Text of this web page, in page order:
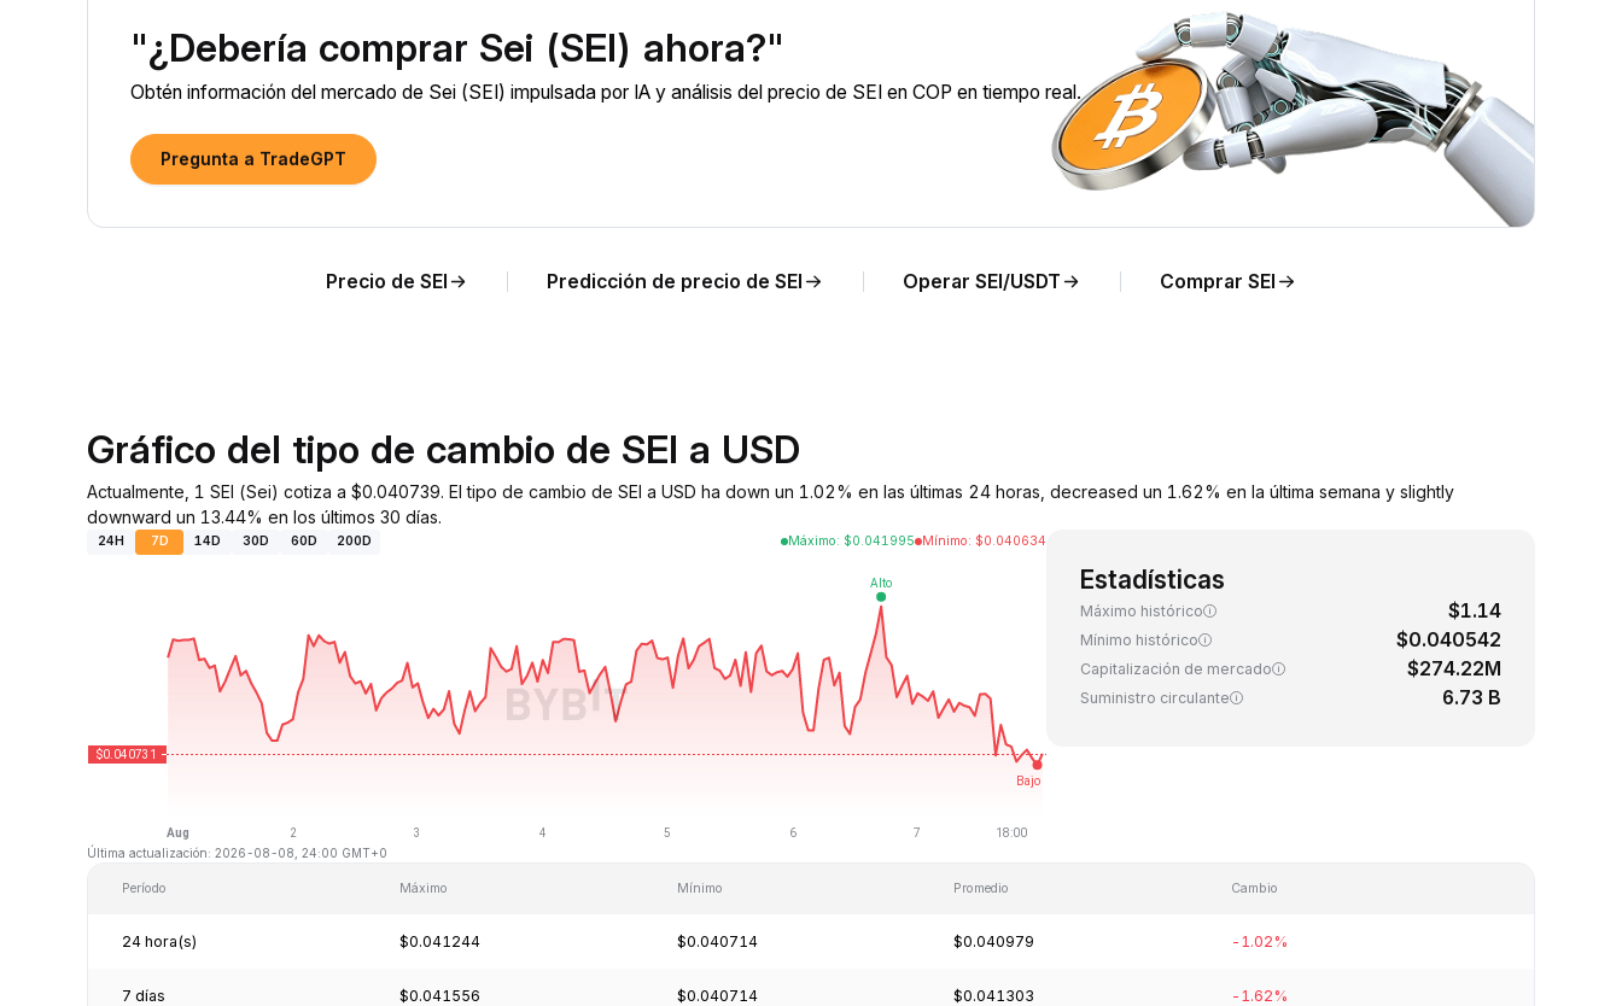
"¿Debería comprar Sei (SEI) ahora?"
Obtén información del mercado de Sei (SEI) impulsada por IA y análisis del precio de SEI en COP en tiempo real.
Pregunta a TradeGPT
Precio de SEI Predicción de precio de SEI Operar SEI/USDT Comprar SEI
Gráfico del tipo de cambio de SEI a USD
Actualmente, 1 SEI (Sei) cotiza a $0.040739. El tipo de cambio de SEI a USD ha down un 1.02% en las últimas 24 horas, decreased un 1.62% en la última semana y slightly
downward un 13.44% en los últimos 30 días.
24H 7D 14D 30D 60D 200D Máximo: $0.041995 Mínimo: $0.040634
Última actualización: 2026-08-08, 24:00 GMT+0
Estadísticas
Máximo histórico $1.14
Mínimo histórico $0.040542
Capitalización de mercado $274.22M
Suministro circulante 6.73 B
Período Máximo Mínimo Promedio Cambio
24 hora(s) $0.041244 $0.040714 $0.040979 -1.02%
7 días $0.041556 $0.040714 $0.041303 -1.62%